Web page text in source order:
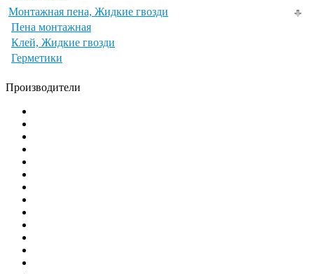
Монтажная пена, Жидкие гвозди
Пена монтажная
Клей, Жидкие гвозди
Герметики
Производители